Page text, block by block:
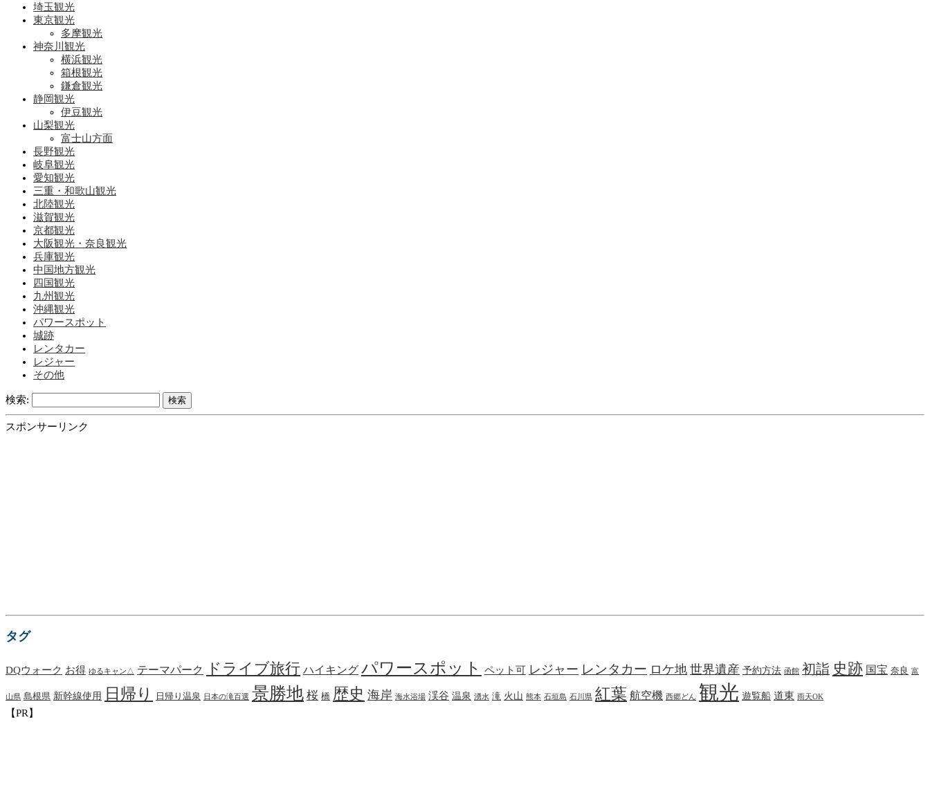
埼玉観光
東京観光
多摩観光
神奈川観光
横浜観光
箱根観光
鎌倉観光
静岡観光
伊豆観光
山梨観光
富士山方面
長野観光
岐阜観光
愛知観光
三重・和歌山観光
北陸観光
滋賀観光
京都観光
大阪観光・奈良観光
兵庫観光
中国地方観光
四国観光
九州観光
沖縄観光
パワースポット
城跡
レンタカー
レジャー
その他
検索:
スポンサーリンク
タグ
DQウォーク お得 ゆるキャン△ テーマパーク ドライブ旅行 ハイキング パワースポット ペット可 レジャー レンタカー ロケ地 世界遺産 予約方法 函館 初詣 史跡 国宝 奈良 富
山県 島根県 新幹線使用 日帰り 日帰り温泉 日本の滝百選 景勝地 桜 橋 歴史 海岸 海水浴場 渓谷 温泉 湧水 滝 火山 熊本 石垣島 石川県 紅葉 航空機 西郷どん 観光 遊覧船 道東 雨天OK
【PR】